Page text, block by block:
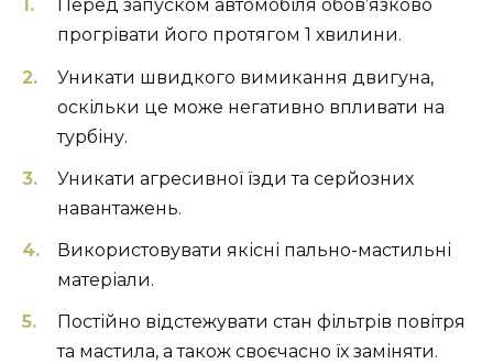
Перед запуском автомобіля обов’язково
прогрівати його протягом 1 хвилини.
Уникати швидкого вимикання двигуна,
оскільки це може негативно впливати на
турбіну.
Уникати агресивної їзди та серйозних
навантажень.
Використовувати якісні пально-мастильні
матеріали.
Постійно відстежувати стан фільтрів повітря
та мастила, а також своєчасно їх заміняти.